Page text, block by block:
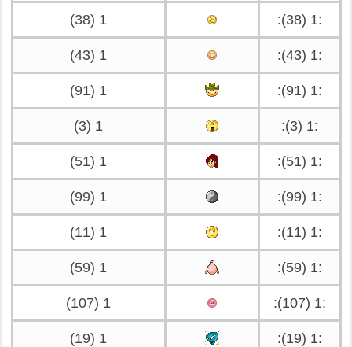
:1 (38):
1 (38)
:1 (43):
1 (43)
:1 (91):
1 (91)
:1 (3):
1 (3)
:1 (51):
1 (51)
:1 (99):
1 (99)
:1 (11):
1 (11)
:1 (59):
1 (59)
:1 (107):
1 (107)
:1 (19):
1 (19)